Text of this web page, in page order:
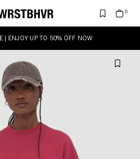
| ENJOY UP TO 50% OFF NOW